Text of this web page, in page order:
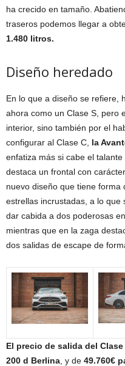
ha crecido en tamaño.
traseros podemos llegar a
1.480 litros.
Diseño heredado
En lo que a diseño se refiere,
ahora como un Clase S, pero
interior, sino también por el
configurar al Clase C, la
enfatiza más si cabe el
destaca un frontal con
nuevo diseño que tiene forma
estrellas incrustadas, a lo que
dar cabida a dos poderosas
mientras que en la zaga
dos salidas de escape de
El precio de salida del
200 d Berlina , y de 49.760€